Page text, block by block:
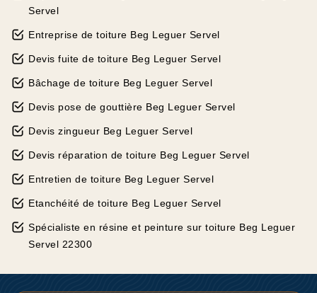
Servel
Entreprise de toiture Beg Leguer Servel
Devis fuite de toiture Beg Leguer Servel
Bâchage de toiture Beg Leguer Servel
Devis pose de gouttière Beg Leguer Servel
Devis zingueur Beg Leguer Servel
Devis réparation de toiture Beg Leguer Servel
Entretien de toiture Beg Leguer Servel
Etanchéité de toiture Beg Leguer Servel
Spécialiste en résine et peinture sur toiture Beg Leguer
Servel 22300